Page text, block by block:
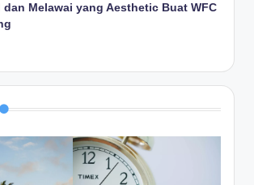
dan Melawai yang Aesthetic Buat WFC